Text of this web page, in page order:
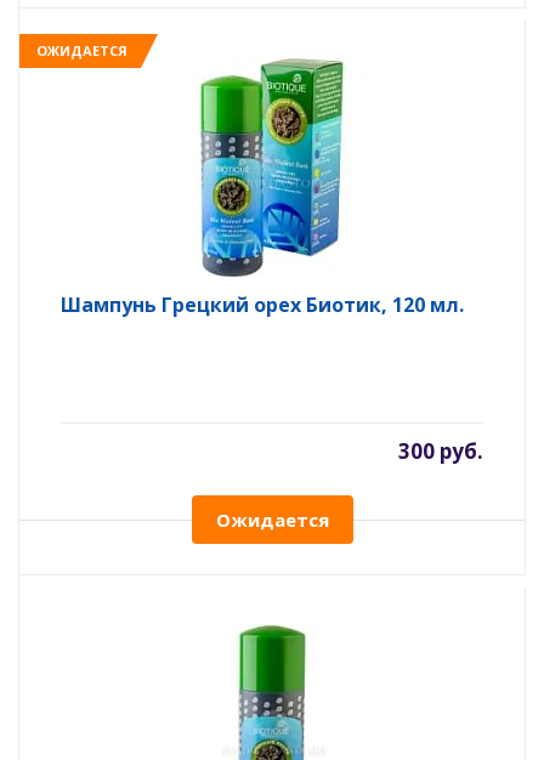
ОЖИДАЕТСЯ
Шампунь Грецкий орех Биотик, 120 мл.
300 руб.
Ожидается